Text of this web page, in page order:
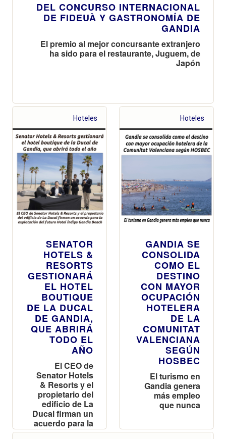
DEL CONCURSO INTERNACIONAL
DE FIDEUÀ Y GASTRONOMÍA DE
GANDIA
El premio al mejor concursante extranjero
ha sido para el restaurante, Juguem, de
Japón
Hoteles
SENATOR
HOTELS &
RESORTS
GESTIONARÁ
EL HOTEL
BOUTIQUE
DE LA DUCAL
DE GANDIA,
QUE ABRIRÁ
TODO EL
AÑO
El CEO de
Senator Hotels
& Resorts y el
propietario del
edificio de La
Ducal firman un
acuerdo para la
explotación del
Hoteles
GANDIA SE
CONSOLIDA
COMO EL
DESTINO
CON MAYOR
OCUPACIÓN
HOTELERA
DE LA
COMUNITAT
VALENCIANA
SEGÚN
HOSBEC
El turismo en
Gandia genera
más empleo
que nunca